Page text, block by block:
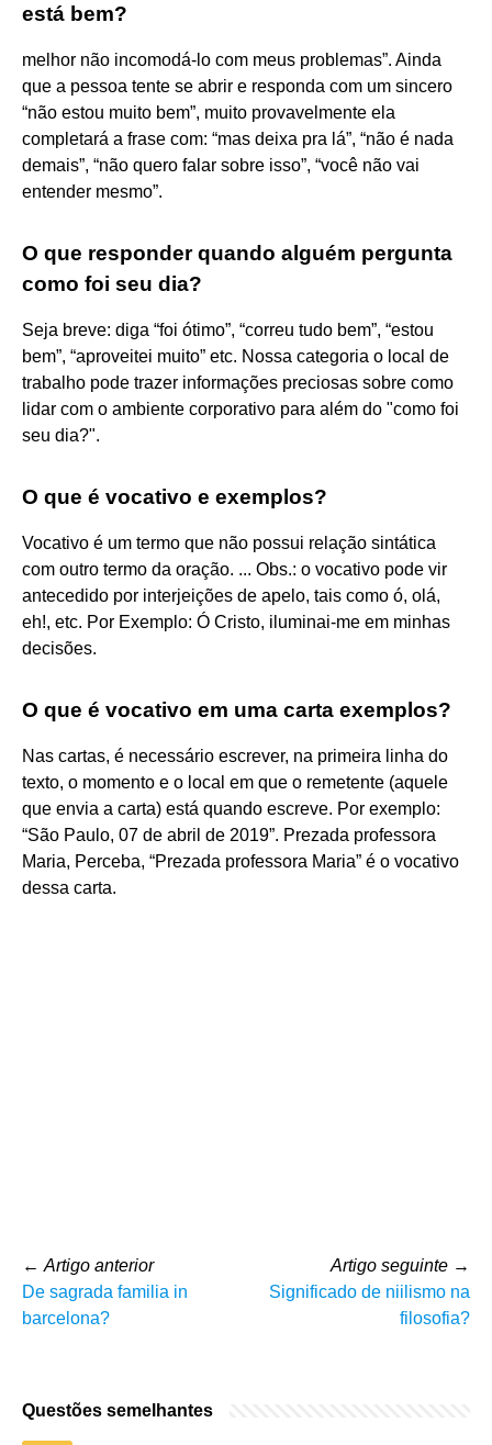
está bem?
melhor não incomodá-lo com meus problemas”. Ainda
que a pessoa tente se abrir e responda com um sincero
“não estou muito bem”, muito provavelmente ela
completará a frase com: “mas deixa pra lá”, “não é nada
demais”, “não quero falar sobre isso”, “você não vai
entender mesmo”.
O que responder quando alguém pergunta
como foi seu dia?
Seja breve: diga “foi ótimo”, “correu tudo bem”, “estou
bem”, “aproveitei muito” etc. Nossa categoria o local de
trabalho pode trazer informações preciosas sobre como
lidar com o ambiente corporativo para além do "como foi
seu dia?".
O que é vocativo e exemplos?
Vocativo é um termo que não possui relação sintática
com outro termo da oração. ... Obs.: o vocativo pode vir
antecedido por interjeições de apelo, tais como ó, olá,
eh!, etc. Por Exemplo: Ó Cristo, iluminai-me em minhas
decisões.
O que é vocativo em uma carta exemplos?
Nas cartas, é necessário escrever, na primeira linha do
texto, o momento e o local em que o remetente (aquele
que envia a carta) está quando escreve. Por exemplo:
“São Paulo, 07 de abril de 2019”. Prezada professora
Maria, Perceba, “Prezada professora Maria” é o vocativo
dessa carta.
← Artigo anterior
De sagrada familia in
barcelona?
Artigo seguinte →
Significado de niilismo na
filosofia?
Questões semelhantes